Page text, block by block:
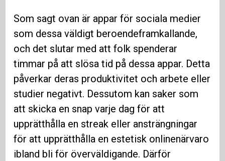
Som sagt ovan är appar för sociala medier
som dessa väldigt beroendeframkallande,
och det slutar med att folk spenderar
timmar på att slösa tid på dessa appar. Detta
påverkar deras produktivitet och arbete eller
studier negativt. Dessutom kan saker som
att skicka en snap varje dag för att
upprätthålla en streak eller ansträngningar
för att upprätthålla en estetisk onlinenärvaro
ibland bli för överväldigande. Därför